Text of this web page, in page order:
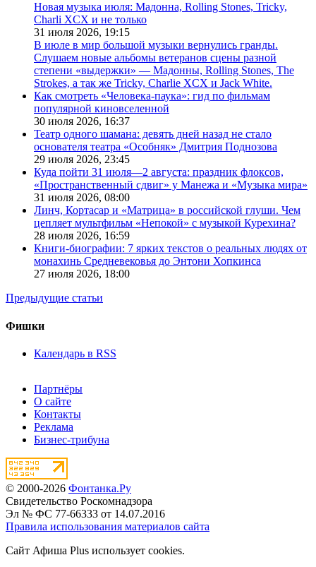
Новая музыка июля: Мадонна, Rolling Stones, Tricky,
Charli XCX и не только
31 июля 2026, 19:15
В июле в мир большой музыки вернулись гранды.
Слушаем новые альбомы ветеранов сцены разной
степени «выдержки» — Мадонны, Rolling Stones, The
Strokes, а так же Tricky, Charlie XCX и Jack White.
Как смотреть «Человека-паука»: гид по фильмам
популярной киновселенной
30 июля 2026, 16:37
Театр одного шамана: девять дней назад не стало
основателя театра «Особняк» Дмитрия Поднозова
29 июля 2026, 23:45
Куда пойти 31 июля—2 августа: праздник флоксов,
«Пространственный сдвиг» у Манежа и «Музыка мира»
31 июля 2026, 08:00
Линч, Кортасар и «Матрица» в российской глуши. Чем
цепляет мультфильм «Непокой» с музыкой Курехина?
28 июля 2026, 16:59
Книги-биографии: 7 ярких текстов о реальных людях от
монахинь Средневековья до Энтони Хопкинса
27 июля 2026, 18:00
Предыдущие статьи
Фишки
Календарь в RSS
Партнёры
О сайте
Контакты
Реклама
Бизнес-трибуна
© 2000-2026 Фонтанка.Ру
Свидетельство Роскомнадзора
Эл № ФС 77-66333 от 14.07.2016
Правила использования материалов сайта
Сайт Афиша Plus использует cookies.